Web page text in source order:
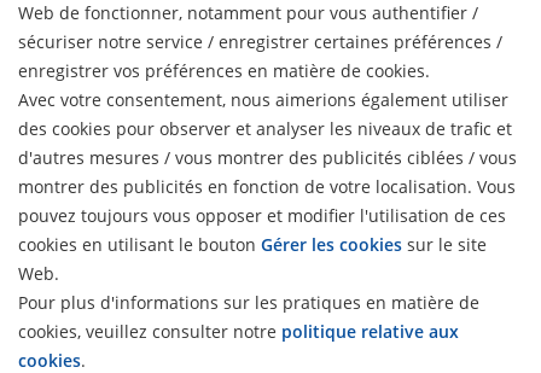
Télécharger
Télécharger
Poster
AcuSeek NVR Product Comparison
Poster
AcuSeek Compatibility List
Web de fonctionner, notamment pour vous authentifier /
sécuriser notre service / enregistrer certaines préférences /
enregistrer vos préférences en matière de cookies.
Avec votre consentement, nous aimerions également utiliser
des cookies pour observer et analyser les niveaux de trafic et
d'autres mesures / vous montrer des publicités ciblées / vous
montrer des publicités en fonction de votre localisation. Vous
pouvez toujours vous opposer et modifier l'utilisation de ces
cookies en utilisant le bouton Gérer les cookies sur le site
Web.
Pour plus d'informations sur les pratiques en matière de
cookies, veuillez consulter notre politique relative aux
cookies.